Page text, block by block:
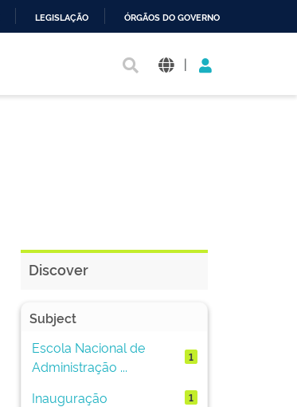
LEGISLAÇÃO ÓRGÃOS DO GOVERNO
|
Discover
Subject
Escola Nacional de
Administração ...
1
Inauguração 1